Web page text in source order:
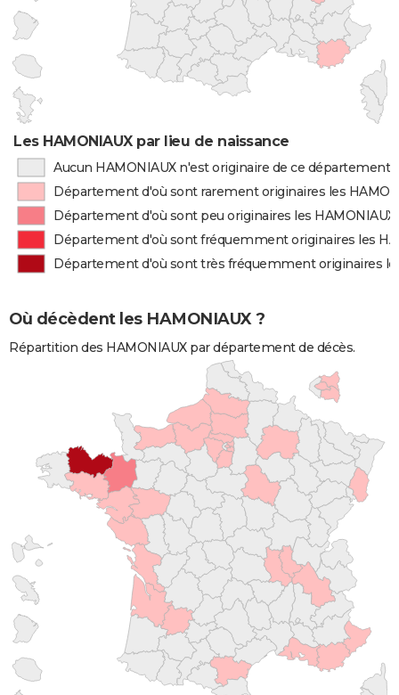
Les HAMONIAUX par lieu de naissance
Aucun HAMONIAUX n'est originaire de ce département
Département d'où sont rarement originaires les
Département d'où sont peu originaires les HAMONIAUX
Département d'où sont fréquemment originaires les
Département d'où sont très fréquemment originaires
Où décèdent les HAMONIAUX ?
Répartition des HAMONIAUX par département de décès.